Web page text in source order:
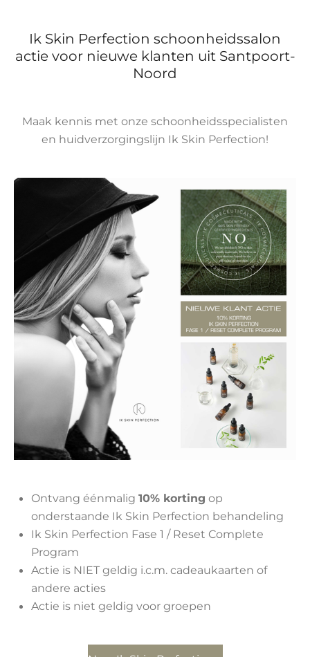
Ik Skin Perfection schoonheidssalon
actie voor nieuwe klanten uit Santpoort-
Noord
Maak kennis met onze schoonheidsspecialisten
en huidverzorgingslijn Ik Skin Perfection!
Ontvang éénmalig 10% korting op
onderstaande Ik Skin Perfection behandeling
Ik Skin Perfection Fase 1 / Reset Complete
Program
Actie is NIET geldig i.c.m. cadeaukaarten of
andere acties
Actie is niet geldig voor groepen